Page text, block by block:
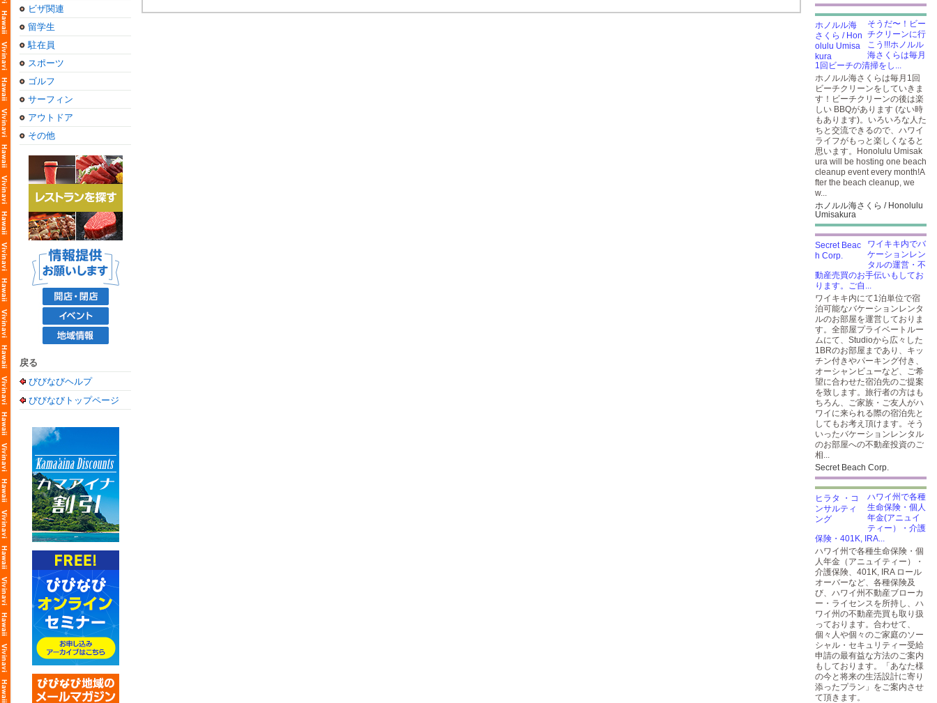
ビザ関連
留学生
駐在員
スポーツ
ゴルフ
サーフィン
アウトドア
その他
戻る
びびなびヘルプ
びびなびトップページ
そうだ〜！ビー
チクリーンに行
こう!!!ホノルル
海さくらは毎月
1回ビーチの清掃をし...
ホノルル海さくらは毎月1回
ビーチクリーンをしていきま
す！ビーチクリーンの後は楽
しい BBQがあります (ない時
もあります)。いろいろな人た
ちと交流できるので、ハワイ
ライフがもっと楽しくなると
思います。Honolulu Umisak
ura will be hosting one beach
cleanup event every month!A
fter the beach cleanup, we
w...
ホノルル海さくら / Honolulu
Umisakura
ワイキキ内でバ
ケーションレン
タルの運営・不
動産売買のお手伝いもしてお
ります。ご自...
ワイキキ内にて1泊単位で宿
泊可能なバケーションレンタ
ルのお部屋を運営しておりま
す。全部屋プライベートルー
ムにて、Studioから広々した
1BRのお部屋まであり、キッ
チン付きやパーキング付き、
オーシャンビューなど、ご希
望に合わせた宿泊先のご提案
を致します。旅行者の方はも
ちろん、ご家族・ご友人がハ
ワイに来られる際の宿泊先と
してもお考え頂けます。そう
いったバケーションレンタル
のお部屋への不動産投資のご
相...
Secret Beach Corp.
ハワイ州で各種
生命保険・個人
年金(アニュイ
ティー）・介護
保険・401K, IRA...
ハワイ州で各種生命保険・個
人年金（アニュイティー）・
介護保険、401K, IRA ロール
オーバーなど、各種保険及
び、ハワイ州不動産ブローカ
ー・ライセンスを所持し、ハ
ワイ州の不動産売買も取り扱
っております。合わせて、
個々人や個々のご家庭のソー
シャル・セキュリティー受給
申請の最有益な方法のご案内
もしております。「あなた様
の今と将来の生活設計に寄り
添ったプラン」をご案内させ
て頂きます。